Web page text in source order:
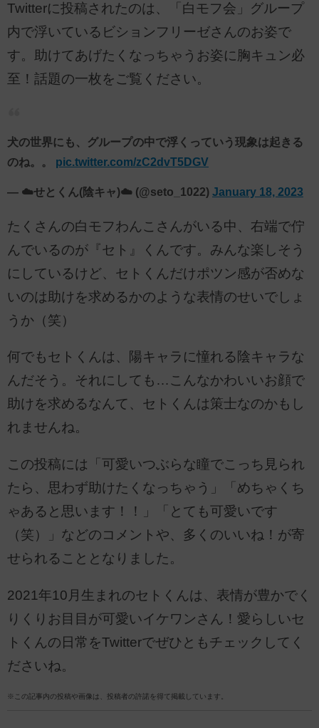
Twitterに投稿されたのは、「白モフ会」グループ
内で浮いているビションフリーゼさんのお姿で
す。助けてあげたくなっちゃうお姿に胸キュン必
至！話題の一枚をご覧ください。
犬の世界にも、グループの中で浮くっていう現象は起きる
のね。。 pic.twitter.com/zC2dvT5DGV
— ☁️せとくん(陰キャ)☁️ (@seto_1022) January 18, 2023
たくさんの白モフわんこさんがいる中、右端で佇
んでいるのが『セト』くんです。みんな楽しそう
にしているけど、セトくんだけポツン感が否めな
いのは助けを求めるかのような表情のせいでしょ
うか（笑）
何でもセトくんは、陽キャラに憧れる陰キャラな
んだそう。それにしても…こんなかわいいお顔で
助けを求めるなんて、セトくんは策士なのかもし
れませんね。
この投稿には「可愛いつぶらな瞳でこっち見られ
たら、思わず助けたくなっちゃう」「めちゃくち
ゃあると思います！！」「とても可愛いです
（笑）」などのコメントや、多くのいいね！が寄
せられることとなりました。
2021年10月生まれのセトくんは、表情が豊かでく
りくりお目目が可愛いイケワンさん！愛らしいセ
トくんの日常をTwitterでぜひともチェックしてく
ださいね。
※この記事内の投稿や画像は、投稿者の許諾を得て掲載しています。